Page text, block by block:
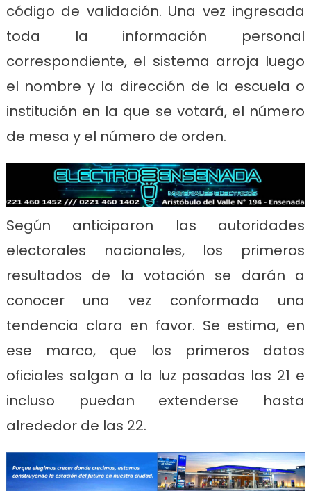
código de validación. Una vez ingresada
toda la información personal
correspondiente, el sistema arroja luego
el nombre y la dirección de la escuela o
institución en la que se votará, el número
de mesa y el número de orden.
Según anticiparon las autoridades
electorales nacionales, los primeros
resultados de la votación se darán a
conocer una vez conformada una
tendencia clara en favor. Se estima, en
ese marco, que los primeros datos
oficiales salgan a la luz pasadas las 21 e
incluso puedan extenderse hasta
alrededor de las 22.